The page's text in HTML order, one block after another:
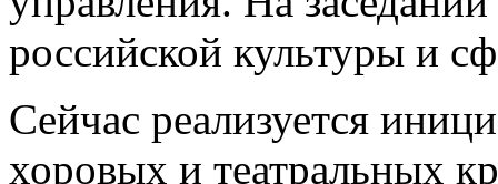
российской культуры и
Сейчас реализуется
хоровых и театральных